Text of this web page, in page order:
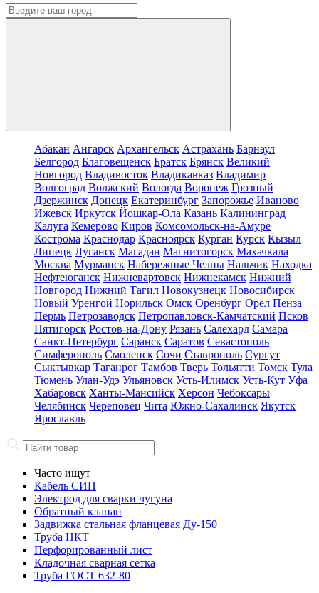
Абакан Ангарск Архангельск Астрахань Барнаул
Белгород Благовещенск Братск Брянск Великий
Новгород Владивосток Владикавказ Владимир
Волгоград Волжский Вологда Воронеж Грозный
Дзержинск Донецк Екатеринбург Запорожье Иваново
Ижевск Иркутск Йошкар-Ола Казань Калининград
Калуга Кемерово Киров Комсомольск-на-Амуре
Кострома Краснодар Красноярск Курган Курск Кызыл
Липецк Луганск Магадан Магнитогорск Махачкала
Москва Мурманск Набережные Челны Нальчик Находка
Нефтеюганск Нижневартовск Нижнекамск Нижний
Новгород Нижний Тагил Новокузнецк Новосибирск
Новый Уренгой Норильск Омск Оренбург Орёл Пенза
Пермь Петрозаводск Петропавловск-Камчатский Псков
Пятигорск Ростов-на-Дону Рязань Салехард Самара
Санкт-Петербург Саранск Саратов Севастополь
Симферополь Смоленск Сочи Ставрополь Сургут
Сыктывкар Таганрог Тамбов Тверь Тольятти Томск Тула
Тюмень Улан-Удэ Ульяновск Усть-Илимск Усть-Кут Уфа
Хабаровск Ханты-Мансийск Херсон Чебоксары
Челябинск Череповец Чита Южно-Сахалинск Якутск
Ярославль
Часто ищут
Кабель СИП
Электрод для сварки чугуна
Обратный клапан
Задвижка стальная фланцевая Ду-150
Труба НКТ
Перфорированный лист
Кладочная сварная сетка
Труба ГОСТ 632-80